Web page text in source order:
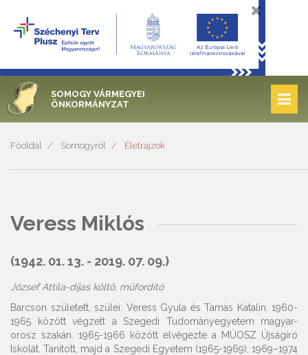
SOMOGY VÁRMEGYEI
ÖNKORMÁNYZAT
Főoldal Somogyról Életrajzok
Veress Miklós
(1942. 01. 13. - 2019. 07. 09.)
József Attila-díjas költő, műfordító
Barcson született, szülei: Veress Gyula és Tamás Katalin. 1960-
1965 között végzett a Szegedi Tudományegyetem magyar-
orosz szakán. 1965-1966 között elvégezte a MÚOSZ Újságíró
Iskolát. Tanított, majd a Szegedi Egyetem (1965-1969), 1969–1974